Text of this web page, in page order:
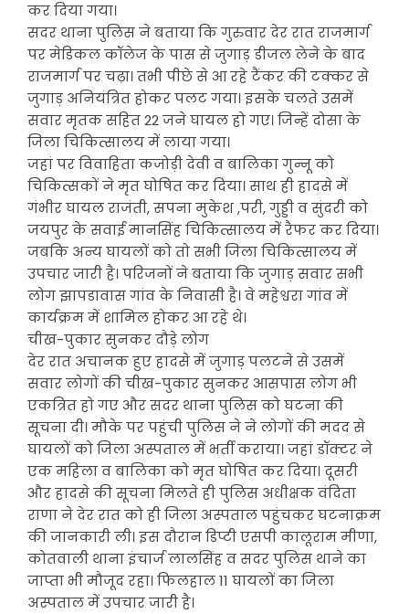
कर दिया गया।
सदर थाना पुलिस ने बताया कि गुरुवार देर रात राजमार्ग
पर मेडिकल कॉलेज के पास से जुगाड़ डीजल लेने के बाद
राजमार्ग पर चढ़ा। तभी पीछे से आ रहे टैंकर की टक्कर से
जुगाड़ अनियंत्रित होकर पलट गया। इसके चलते उसमें
सवार मृतक सहित 22 जने घायल हो गए। जिन्हें दोसा के
जिला चिकित्सालय में लाया गया।
जहां पर विवाहिता कजोड़ी देवी व बालिका गुन्नू को
चिकित्सकों ने मृत घोषित कर दिया। साथ ही हादसे में
गंभीर घायल राजंती, सपना मुकेश ,परी, गुड्डी व सुंदरी को
जयपुर के सवाई मानसिंह चिकित्सालय में रैफर कर दिया।
जबकि अन्य घायलों को तो सभी जिला चिकित्सालय में
उपचार जारी है। परिजनों ने बताया कि जुगाड़ सवार सभी
लोग झापडावास गांव के निवासी है। वे महेश्वरा गांव में
कार्यक्रम में शामिल होकर आ रहे थे।
चीख-पुकार सुनकर दौड़े लोग
देर रात अचानक हुए हादसे में जुगाड़ पलटने से उसमें
सवार लोगों की चीख-पुकार सुनकर आसपास लोग भी
एकत्रित हो गए और सदर थाना पुलिस को घटना की
सूचना दी। मौके पर पहुंची पुलिस ने ने लोगों की मदद से
घायलों को जिला अस्पताल में भर्ती कराया। जहां डॉक्टर ने
एक महिला व बालिका को मृत घोषित कर दिया। दूसरी
और हादसे की सूचना मिलते ही पुलिस अधीक्षक वंदिता
राणा ने देर रात को ही जिला अस्पताल पहुंचकर घटनाक्रम
की जानकारी ली। इस दौरान डिप्टी एसपी कालूराम मीणा,
कोतवाली थाना इंचार्ज लालसिंह व सदर पुलिस थाने का
जाप्ता भी मौजूद रहा। फिलहाल 11 घायलों का जिला
अस्पताल में उपचार जारी है।